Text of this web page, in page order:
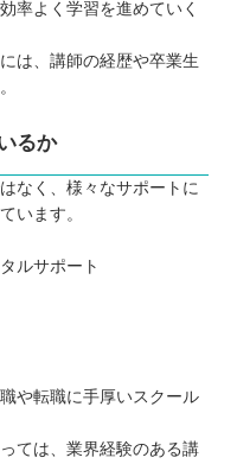
率よく学習を進めていく
は、講師の経歴や卒業生
るか
なく、様々なサポートに
います。
ルサポート
や転職に手厚いスクール
ては、業界経験のある講